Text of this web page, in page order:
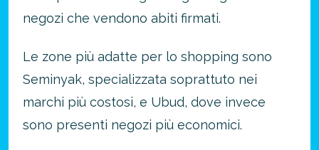
negozi che vendono abiti firmati.
Le zone più adatte per lo shopping sono
Seminyak, specializzata soprattuto nei
marchi più costosi, e Ubud, dove invece
sono presenti negozi più economici.